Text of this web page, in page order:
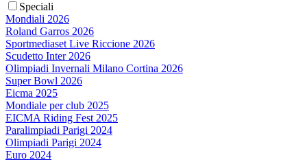
Speciali
Mondiali 2026
Roland Garros 2026
Sportmediaset Live Riccione 2026
Scudetto Inter 2026
Olimpiadi Invernali Milano Cortina 2026
Super Bowl 2026
Eicma 2025
Mondiale per club 2025
EICMA Riding Fest 2025
Paralimpiadi Parigi 2024
Olimpiadi Parigi 2024
Euro 2024